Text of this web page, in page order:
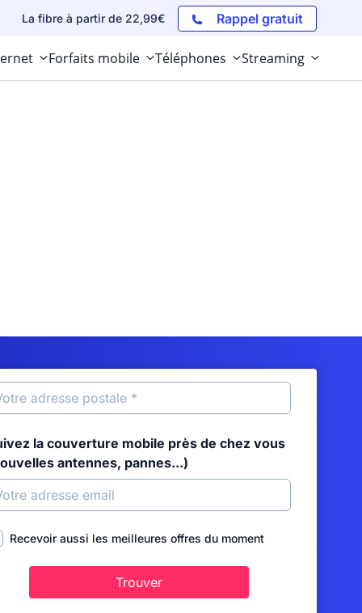
La fibre à partir de 22,99€ Rappel gratuit
Forfaits mobile Téléphones Streaming
la couverture mobile près de chez vous
antennes, pannes...)
Recevoir aussi les meilleures offres du moment
Trouver